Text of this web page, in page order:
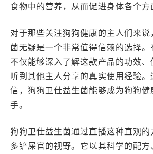
食物中的营养，从而促进身体各个方
对于那些关注狗狗健康的主人们来说
菌无疑是一个非常值得信赖的选择。
不仅能够深入了解这款产品的功效
听到其他主人分享的真实使用经验。
信，狗狗卫仕益生菌能够成为狗狗健
手。
狗狗卫仕益生菌通过直播这种直观的
多铲屎官的视野。它以其科学的配方